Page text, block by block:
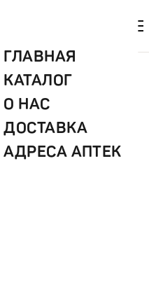
ГЛАВНАЯ
КАТАЛОГ
О НАС
ДОСТАВКА
АДРЕСА АПТЕК